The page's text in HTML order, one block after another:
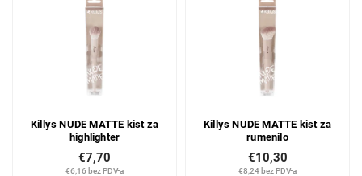
Killys NUDE MATTE kist za
highlighter
€6,16 bez PDV-a
€7,70
Killys NUDE MATTE kist za
rumenilo
€8,24 bez PDV-a
€10,30